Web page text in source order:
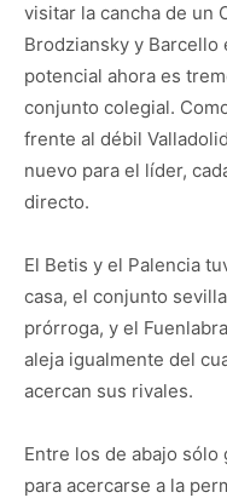
visitar la cancha de un
Brodziansky y Barcello
potencial ahora es
conjunto colegial.
frente al débil
nuevo para el líder,
directo.
El Betis y el Palencia
casa, el conjunto
prórroga, y el
aleja igualmente del
acercan sus rivales.
Entre los de abajo
para acercarse a la